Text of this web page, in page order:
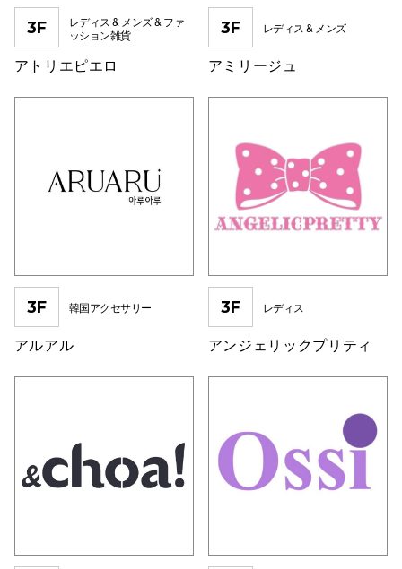
3F
レディス & メンズ & ファ
ッション雑貨
アトリエピエロ
3F レディス & メンズ
アミリージュ
3F 韓国アクセサリー
アルアル
3F レディス
アンジェリックプリティ
高崎
キャナルシ
那覇オ